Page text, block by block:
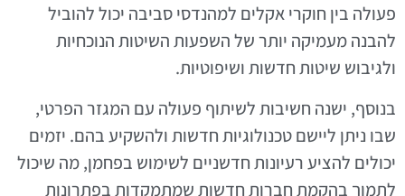
פעולה בין חוקרי אקלים למהנדסי סביבה יכול להוביל
להבנה מעמיקה יותר של השפעות השיטות הנוכחיות
ולגיבוש שיטות חדשות ושיפוטיות.
בנוסף, ישנה חשיבות לשיתוף פעולה עם המגזר הפרטי,
שבו ניתן ליישם טכנולוגיות חדשות ולהשקיע בהם. יזמים
יכולים להציע רעיונות חדשניים לשימוש בפחמן, מה שיכול
לתמוך בהקמת חברות חדשות שמתמקדות בפתרונות